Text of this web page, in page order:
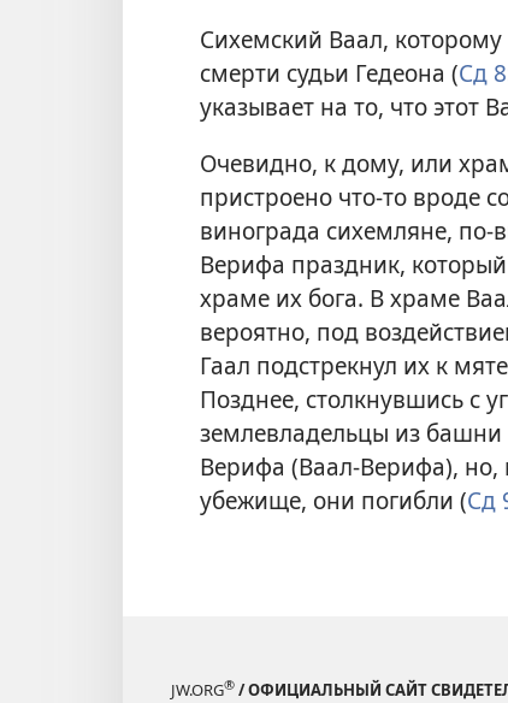
Сихемский Ваал,
смерти судьи Гедеона (Сд
указывает на то, что этот
Очевидно, к дому, или
пристроено что-то вроде
винограда сихемляне, по-
Верифа праздник,
храме их бога. В храме
вероятно, под
Гаал подстрекнул их к
Позднее, столкнувшись с
землевладельцы из
Верифа (Ваал-Верифа), но,
убежище, они погибли (Сд
JW.ORG® / ОФИЦИАЛЬНЫЙ САЙТ